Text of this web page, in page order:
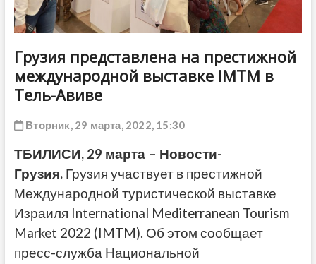
Грузия представлена на престижной
международной выставке IMTM в
Тель-Авиве
Вторник, 29 марта, 2022, 15:30
ТБИЛИСИ, 29 марта – Новости-
Грузия.Грузия участвует в престижной
Международной туристической выставке
Израиля International Mediterranean Tourism
Market 2022 (IMTM). Об этом сообщает
пресс-служба Национальной